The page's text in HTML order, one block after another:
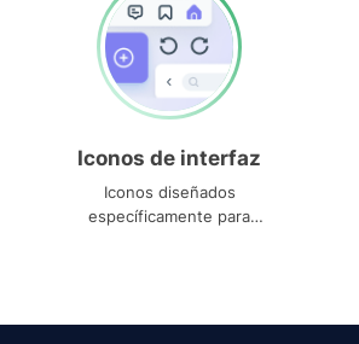
Iconos de interfaz
Iconos diseñados
específicamente para